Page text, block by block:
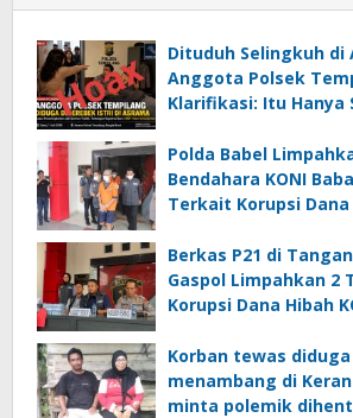
Dituduh Selingkuh di
Anggota Polsek
Klarifikasi: Itu Hanya
Polda Babel
Bendahara KONI
Terkait Korupsi Dana
Berkas P21 di
Gaspol Limpahkan 2
Korupsi Dana Hibah
Korban tewas
menambang di Keranggan
minta polemik